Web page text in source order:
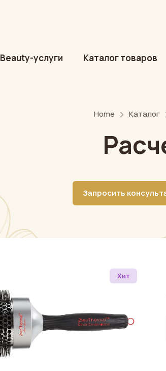
Beauty-услуги Каталог товаров
Home Каталог
Запросить
Хит